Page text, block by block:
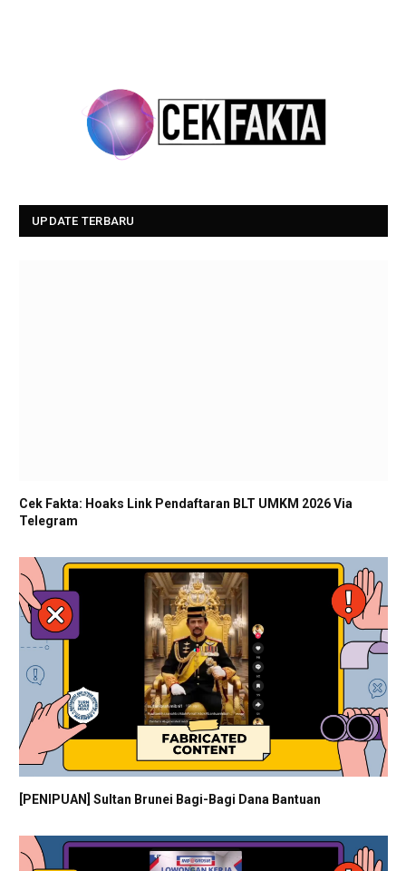
UPDATE TERBARU
Cek Fakta: Hoaks Link Pendaftaran BLT UMKM 2026 Via
Telegram
[PENIPUAN] Sultan Brunei Bagi-Bagi Dana Bantuan